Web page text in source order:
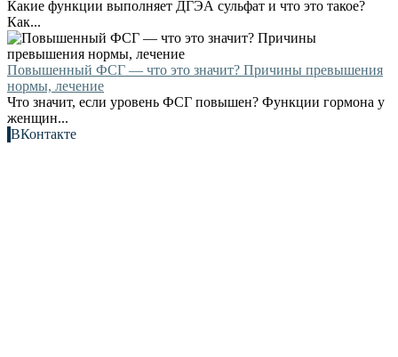
Какие функции выполняет ДГЭА сульфат и что это такое?
Как...
Повышенный ФСГ — что это значит? Причины превышения
нормы, лечение
Что значит, если уровень ФСГ повышен? Функции гормона у
женщин...
ВКонтакте